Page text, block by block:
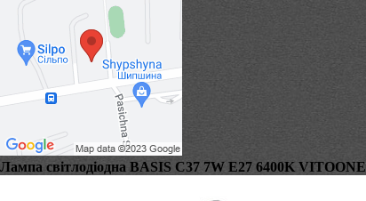
Лампа світлодіодна BASIS C37 7W E27 6400K VITOONE